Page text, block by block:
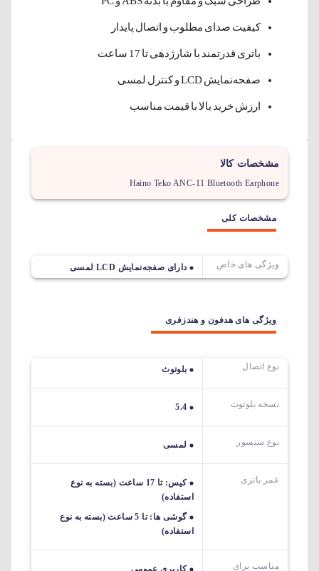
کیفیت صدای مطلوب و اتصال پایدار
باتری قدرتمند با شارژدهی تا 17 ساعت
صفحه‌نمایش LCD و کنترل لمسی
ارزش خرید بالا با قیمت مناسب
مشخصات کالا
Haino Teko ANC-11 Bluetooth Earphone
مشخصات کلی
ویژگی های خاص دارای صفجه‌نمایش LCD لمسی
ویژگی های هدفون و هندزفری
نوع اتصال بلوتوث
نسخه بلوتوث 5.4
نوع سنسور لمسی
عمر باتری
کیس: تا 17 ساعت (بسته به نوع
استفاده)
گوشی ها: تا 5 ساعت (بسته به نوع
استفاده)
مناسب برای
کاربری عمومی